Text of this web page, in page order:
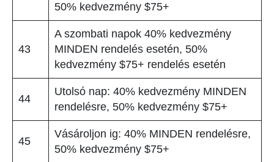
50% kedvezmény $75+
43
A szombati napok 40% kedvezmény
MINDEN rendelés esetén, 50%
kedvezmény $75+ rendelés esetén
44
Utolsó nap: 40% kedvezmény MINDEN
rendelésre, 50% kedvezmény $75+
45
Vásároljon ig: 40% MINDEN rendelésre,
50% kedvezmény $75+